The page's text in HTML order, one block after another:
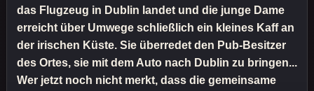
das Flugzeug in Dublin landet und die junge Dame
erreicht über Umwege schließlich ein kleines Kaff an
der irischen Küste. Sie überredet den Pub-Besitzer
des Ortes, sie mit dem Auto nach Dublin zu bringen...
Wer jetzt noch nicht merkt, dass die gemeinsame